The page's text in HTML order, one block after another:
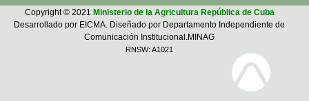
Copyright © 2021 Ministerio de la Agricultura República de Cuba
Desarrollado por EICMA. Diseñado por Departamento Independiente de
Comunicación Institucional.MINAG
RNSW: A1021